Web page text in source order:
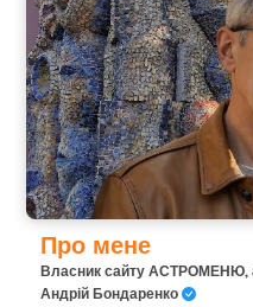
Про мене
Власник сайту АСТРОМЕНЮ,
Андрій Бондаренко